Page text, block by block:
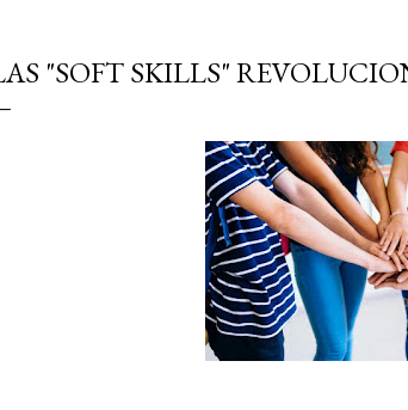
"SOFT SKILLS"